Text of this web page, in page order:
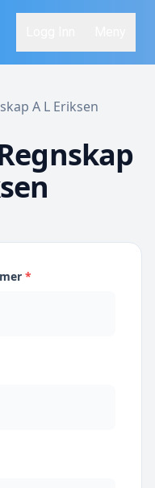
A L Eriksen
*